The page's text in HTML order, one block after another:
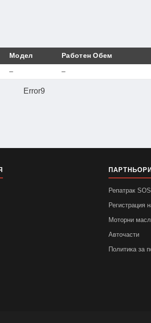
Модел Работен Обем
– –
Error9
ПАРТНЬОРИ
Репатрак
Регистрация
Моторни
Авточасти
Политика за